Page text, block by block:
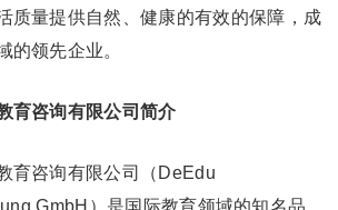
质量提供自然、健康的有效的保障，成
的领先企业。
育咨询有限公司简介
咨询有限公司（DeEdu
GmbH）是国际教育领域的知名品